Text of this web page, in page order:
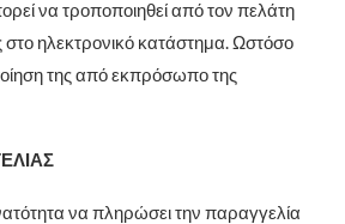
να τροποποιηθεί από τον πελάτη
στο ηλεκτρονικό κατάστημα. Ωστόσο
της από εκπρόσωπο της
να πληρώσει την παραγγελία